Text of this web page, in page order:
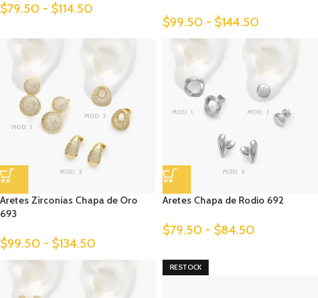
$79.50 - $114.50
$99.50 - $144.50
Aretes Zirconias Chapa de Oro
693
$99.50 - $134.50
Aretes Chapa de Rodio 692
$79.50 - $84.50
RESTOCK